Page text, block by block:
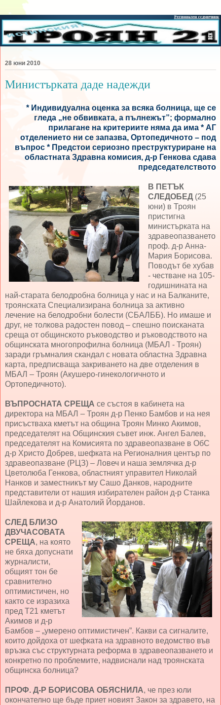
28 юни 2010
Министърката даде надежди
* Индивидуална оценка за всяка болница, ще се
гледа „не обвивката, а пълнежът”; формално
прилагане на критериите няма да има * АГ
отделението ни се запазва, Ортопедичното – под
въпрос * Предстои сериозно преструктуриране на
областната Здравна комисия, д-р Генкова сдава
председателството
В ПЕТЪК
СЛЕДОБЕД (25
юни) в Троян
пристигна
министърката на
здравеопазването
проф. д-р Анна-
Мария Борисова.
Поводът бе хубав
- честване на 105-
годишнината на
най-старата белодробна болница у нас и на Балканите,
троянската Специализирана болница за активно
лечение на белодробни болести (СБАЛББ). Но имаше и
друг, не толкова радостен повод – спешно поисканата
среща от общинското ръководство и ръководството на
общинската многопрофилна болница (МБАЛ - Троян)
заради гръмналия скандал с новата областна Здравна
карта, предписваща закриването на две отделения в
МБАЛ – Троян (Акушеро-гинекологичното и
Ортопедичното).
ВЪПРОСНАТА СРЕЩА се състоя в кабинета на
директора на МБАЛ – Троян д-р Пенко Бамбов и на нея
присъстваха кметът на община Троян Минко Акимов,
председателят на Общинския съвет инж. Ангел Балев,
председателят на Комисията по здравеопазване в ОбС
д-р Христо Добрев, шефката на Регионалния център по
здравеопазване (РЦЗ) – Ловеч и наша землячка д-р
Цветолюба Генкова, областният управител Николай
Нанков и заместникът му Сашо Данков, народните
представители от нашия избирателен район д-р Станка
Шайлекова и д-р Анатолий Йорданов.
СЛЕД БЛИЗО
ДВУЧАСОВАТА
СРЕЩА, на която
не бяха допуснати
журналисти,
общият тон бе
сравнително
оптимистичен, но
както се изразиха
пред Т21 кметът
Акимов и д-р
Бамбов – „умерено оптимистичен”. Какви са сигналите,
които дойдоха от шефката на здравното ведомство във
връзка със структурната реформа в здравеопазването и
конкретно по проблемите, надвиснали над троянската
общинска болница?
ПРОФ. Д-Р БОРИСОВА ОБЯСНИЛА, че през юли
окончателно ще бъде приет новият Закон за здравето, на